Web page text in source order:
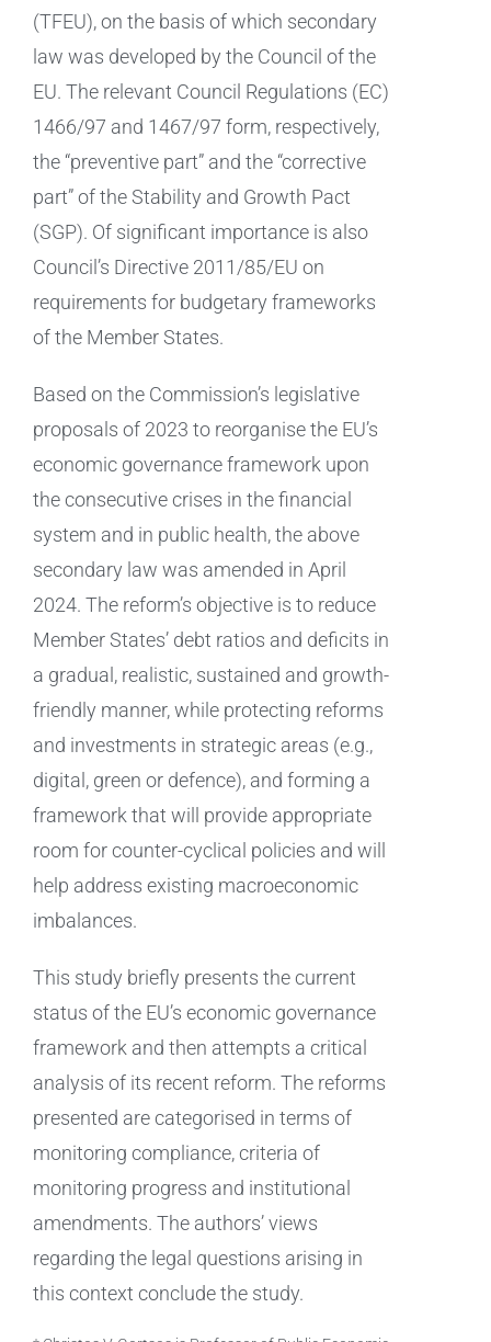
(TFEU), on the basis of which secondary
law was developed by the Council of the
EU. The relevant Council Regulations (EC)
1466/97 and 1467/97 form, respectively,
the “preventive part” and the “corrective
part” of the Stability and Growth Pact
(SGP). Of significant importance is also
Council’s Directive 2011/85/EU on
requirements for budgetary frameworks
of the Member States.
Based on the Commission’s legislative
proposals of 2023 to reorganise the EU’s
economic governance framework upon
the consecutive crises in the financial
system and in public health, the above
secondary law was amended in April
2024. The reform’s objective is to reduce
Member States’ debt ratios and deficits in
a gradual, realistic, sustained and growth-
friendly manner, while protecting reforms
and investments in strategic areas (e.g.,
digital, green or defence), and forming a
framework that will provide appropriate
room for counter-cyclical policies and will
help address existing macroeconomic
imbalances.
This study briefly presents the current
status of the EU’s economic governance
framework and then attempts a critical
analysis of its recent reform. The reforms
presented are categorised in terms of
monitoring compliance, criteria of
monitoring progress and institutional
amendments. The authors’ views
regarding the legal questions arising in
this context conclude the study.